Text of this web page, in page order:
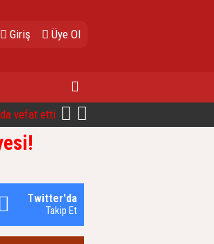
Giriş Üye Ol
öldürdü
Twitter'da
Takip Et